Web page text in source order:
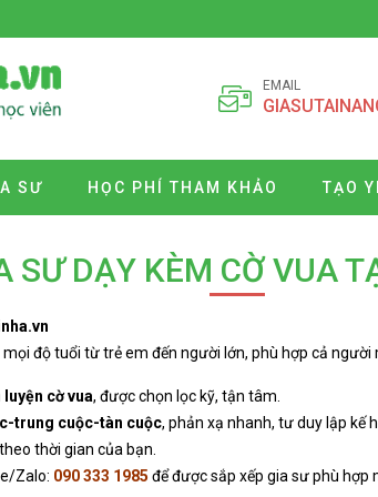
EMAIL
SƯ HỌC PHÍ THAM KHẢO TẠO
SƯ DẠY KÈM CỜ VUA
độ tuổi từ trẻ em đến người lớn, phù hợp cả
cờ vua, được chọn lọc kỹ, tận tâm.
trung cuộc-tàn cuộc, phản xạ nhanh, tư duy lập kế
thời gian của bạn.
Zalo: 090 333 1985 để được sắp xếp gia sư phù hợp